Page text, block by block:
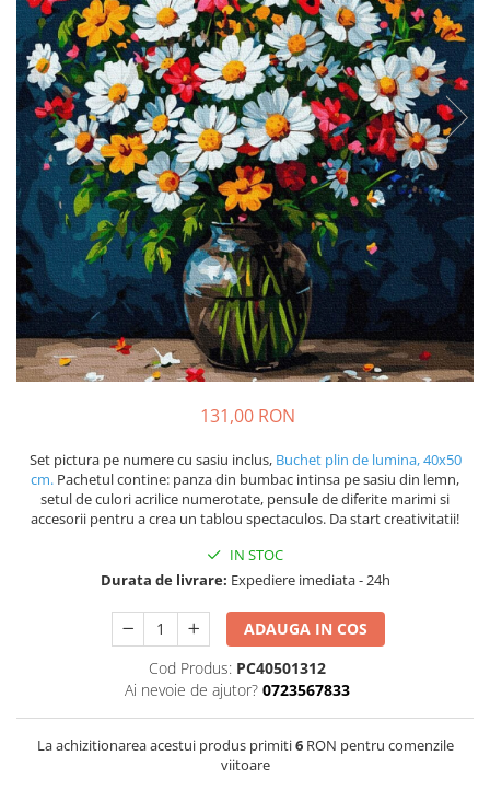
131,00 RON
Set pictura pe numere cu sasiu inclus, Buchet plin de lumina, 40x50
cm. Pachetul contine: panza din bumbac intinsa pe sasiu din lemn,
setul de culori acrilice numerotate, pensule de diferite marimi si
accesorii pentru a crea un tablou spectaculos. Da start creativitatii!
IN STOC
Durata de livrare: Expediere imediata - 24h
ADAUGA IN COS
Cod Produs: PC40501312
Ai nevoie de ajutor? 0723567833
La achizitionarea acestui produs primiti6RON pentru comenzile
viitoare